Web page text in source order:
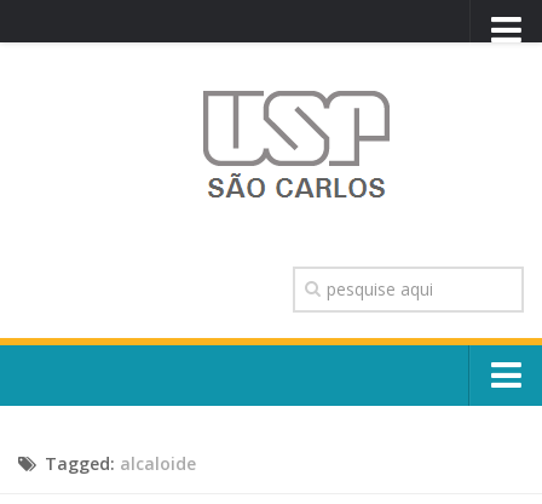
TRANSPARÊNCIA
OUVIDORIA
CONTATO
Escola, Institutos e Órgãos
Tagged: alcaloide